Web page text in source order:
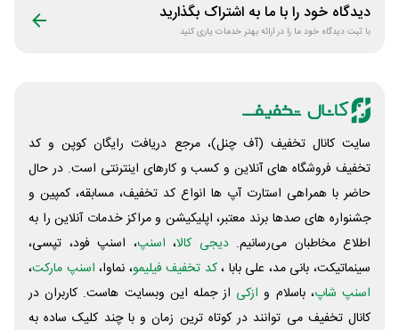
دیدگاه خود را با ما به اشتراک بگذارید
با ثبت دیدگاه خود ما را در ارائه بهتر خدمات یاری کنید
سایت کانال تخفیف (آف چنل)، مرجع دریافت رایگان کوپن و کد
تخفیف فروشگاه های آنلاین و کسب و‌ کارهای اینترنتی است. در حال
حاضر با همراهی استارت آپ ها انواع کد تخفیف، مسابقه، کمپین و
جشنواره های صدها برند معتبر، اپلیکیشن و مراکز خدمات آنلاین را به
اطلاع مخاطبان می‌رسانیم. دیجی کالا، اسنپ، اسنپ فود، تپسی،
سینماتیکت، بانی مد، علی‌ بابا ،کد تخفیف فیلیمو، نماوا، اسنپ مارکت،
اسنپ شاپ، باسلام و ازکی از جمله این وبسایت ‌هاست. کاربران در
کانال تخفیف می توانند در کوتاه ترین زمان و با چند کلیک ساده به